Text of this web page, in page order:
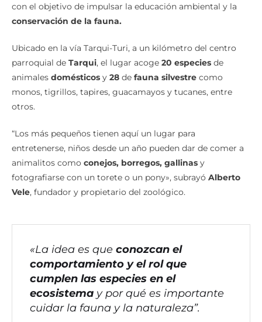
con el objetivo de impulsar la educación ambiental y la
conservación de la fauna.
Ubicado en la vía Tarqui-Turi, a un kilómetro del centro
parroquial de Tarqui, el lugar acoge 20 especies de
animales domésticos y 28 de fauna silvestre como
monos, tigrillos, tapires, guacamayos y tucanes, entre
otros.
“Los más pequeños tienen aquí un lugar para
entretenerse, niños desde un año pueden dar de comer a
animalitos como conejos, borregos, gallinas y
fotografiarse con un torete o un pony», subrayó Alberto
Vele, fundador y propietario del zoológico.
«La idea es que conozcan el
comportamiento y el rol que
cumplen las especies en el
ecosistema y por qué es importante
cuidar la fauna y la naturaleza”.